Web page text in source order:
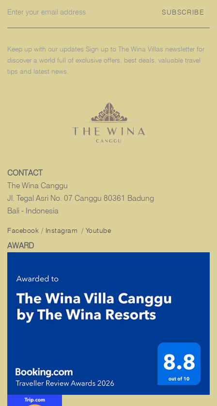
SUBSCRIBE
Keep up with our updates Sign up to The Wina Villas newsletter for
discover a world full of exclusive offers, best deals, valuable travel
tips and latest news.
CONTACT
The Wina Canggu
Jl. Tegal Asri No. 07 Canggu 80361 Badung
Bali - Indonesia
Facebook / Instagram / Youtube
AWARD